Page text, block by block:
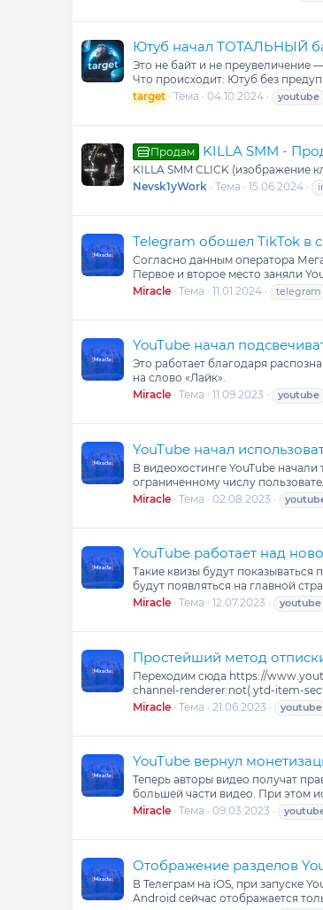
Ютуб начал ТОТАЛЬНЫЙ
Это не байт и не преувеличение
Что происходит: Ютуб без
target Тема 04.10.2024 youtube
Продам KILLA SMM -
KILLA SMM CLICK (изображение
Nevsk1yWork Тема 15.06.2024
Telegram обошел TikTok в
Согласно данным оператора
Первое и второе место заняли
Miracle Тема 11.01.2024 telegram
YouTube начал
Это работает благодаря
на слово «Лайк».
Miracle Тема 11.09.2023 youtube
YouTube начал
В видеохостинге YouTube
ограниченному числу
Miracle Тема 02.08.2023
YouTube работает над
Такие квизы будут
будут появляться на главной
Miracle Тема 12.07.2023 youtube
Простейший метод
Переходим сюда https://
channel-renderer:not(.ytd-item-
Miracle Тема 21.06.2023 youtube
YouTube вернул
Теперь авторы видео получат
большей части видео. При этом
Miracle Тема 09.03.2023
Отображение разделов
В Телеграм на iOS, при запуске
Android сейчас отображается